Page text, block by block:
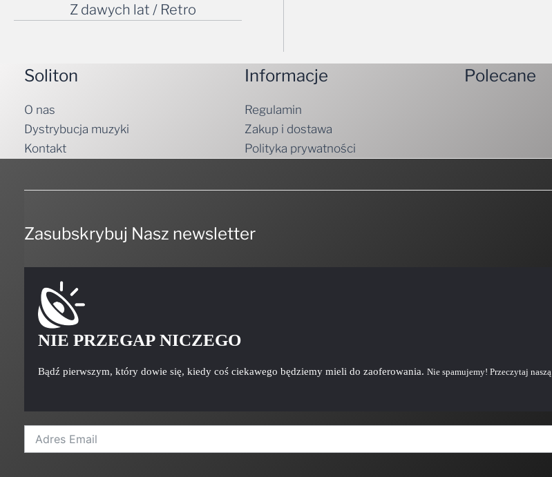
Z dawych lat / Retro
Soliton
O nas
Dystrybucja muzyki
Kontakt
Informacje
Regulamin
Zakup i dostawa
Polityka prywatności
Polecane
Zasubskrybuj Nasz newsletter
NIE PRZEGAP NICZEGO
Bądź pierwszym, który dowie się, kiedy coś ciekawego będziemy mieli do zaoferowania. Nie spamujemy! Przeczytaj naszą